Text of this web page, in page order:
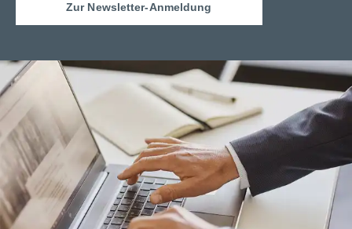
Zur Newsletter-Anmeldung